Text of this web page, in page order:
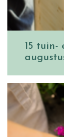
15 tuin-